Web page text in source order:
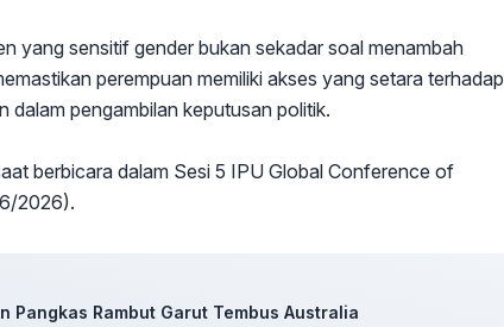
yang sensitif gender bukan sekadar soal menambah
perempuan memiliki akses yang setara terhadap
dalam pengambilan keputusan politik.
berbicara dalam Sesi 5 IPU Global Conference of
2026).
Pangkas Rambut Garut Tembus Australia